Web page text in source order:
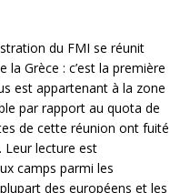
du FMI se réunit
Grèce : c’est la première
est appartenant à la zone
par rapport au quota de
de cette réunion ont fuité
Leur lecture est
camps parmi les
des européens et les